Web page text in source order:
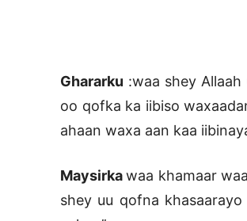
Ghararku :waa shey
oo qofka ka iibiso
ahaan waxa aan kaa
Maysirkawaa khamaar
shey uu qofna khasaarayo